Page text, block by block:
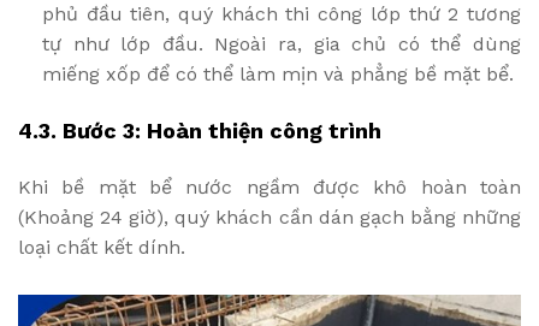
phủ đầu tiên, quý khách thi công lớp thứ 2 tương
tự như lớp đầu. Ngoài ra, gia chủ có thể dùng
miếng xốp để có thể làm mịn và phẳng bề mặt bể.
4.3. Bước 3: Hoàn thiện công trình
Khi bề mặt bể nước ngầm được khô hoàn toàn
(Khoảng 24 giờ), quý khách cần dán gạch bằng những
loại chất kết dính.